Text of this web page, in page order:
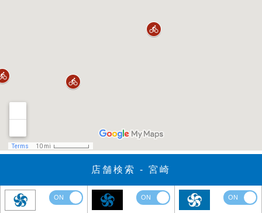
店舗検索 - 宮崎
ON ON ON